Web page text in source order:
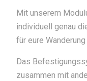
Mit unserem
individuell genau
für eure
Das
zusammen mit